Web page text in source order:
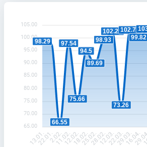
105.00
100.00
95.00
90.00
85.00
80.00
75.00
70.00
65.00
98.29
66.55
97.54
75.66
94.5
89.69
98.93
102.25
73.26
102.77
99.82
13.01.22.01.2.02.
11.02.12.02.18.02.25.02.28.02.12.03.22.03.29.03.16.04.